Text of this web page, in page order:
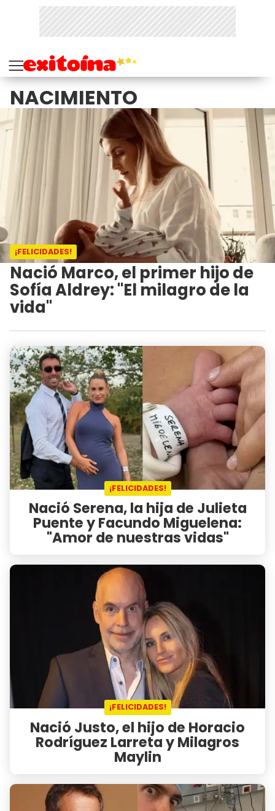
NACIMIENTO
¡FELICIDADES!
Nació Marco, el primer hijo de
Sofía Aldrey: "El milagro de la
vida"
¡FELICIDADES!
Nació Serena, la hija de Julieta
Puente y Facundo Miguelena:
"Amor de nuestras vidas"
¡FELICIDADES!
Nació Justo, el hijo de Horacio
Rodríguez Larreta y Milagros
Maylin